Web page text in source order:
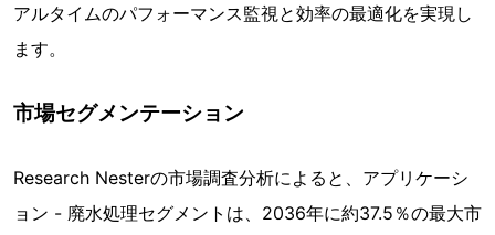
アルタイムのパフォーマンス監視と効率の最適化を実現し
ます。
市場セグメンテーション
Research Nesterの市場調査分析によると、アプリケーシ
ョン - 廃水処理セグメントは、2036年に約37.5％の最大市